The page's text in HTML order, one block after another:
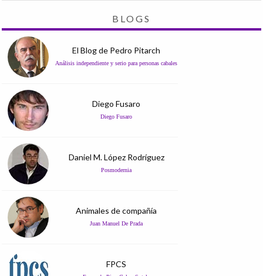
BLOGS
El Blog de Pedro Pitarch
Análisis independiente y serio para personas cabales
Diego Fusaro
Diego Fusaro
Daniel M. López Rodríguez
Posmodernia
Animales de compañía
Juan Manuel De Prada
FPCS